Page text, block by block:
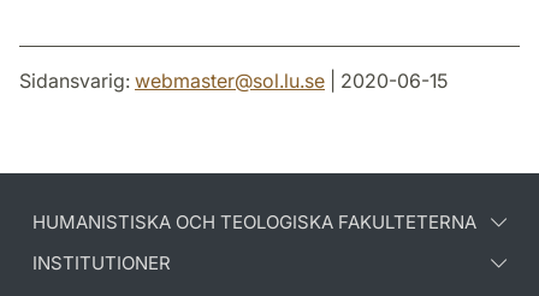
Sidansvarig: webmaster@sol.lu.se | 2020-06-15
HUMANISTISKA OCH TEOLOGISKA FAKULTETERNA
INSTITUTIONER